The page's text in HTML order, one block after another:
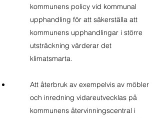
kommunens policy vid kommunal
upphandling för att säkerställa att
kommunens upphandlingar i större
utsträckning värderar det
klimatsmarta.
Att återbruk av exempelvis av möbler
och inredning vidareutvecklas på
kommunens återvinningscentral i